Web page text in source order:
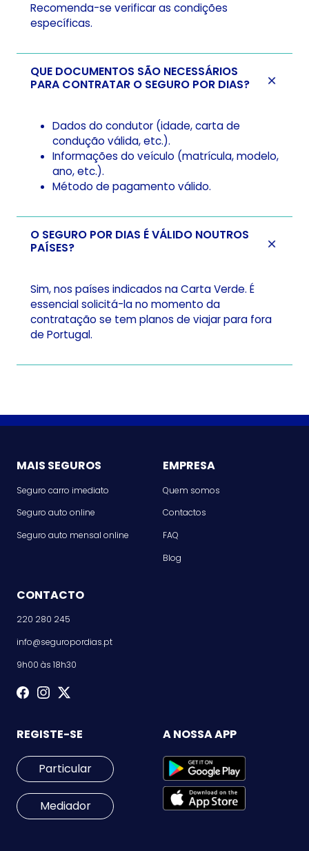
Recomenda-se verificar as condições
específicas.
QUE DOCUMENTOS SÃO NECESSÁRIOS
PARA CONTRATAR O SEGURO POR DIAS?
Dados do condutor (idade, carta de
condução válida, etc.).
Informações do veículo (matrícula, modelo,
ano, etc.).
Método de pagamento válido.
O SEGURO POR DIAS É VÁLIDO NOUTROS
PAÍSES?
Sim, nos países indicados na Carta Verde. É
essencial solicitá-la no momento da
contratação se tem planos de viajar para fora
de Portugal.
MAIS SEGUROS
Seguro carro imediato
Seguro auto online
Seguro auto mensal online
EMPRESA
Quem somos
Contactos
FAQ
Blog
CONTACTO
220 280 245
info@seguropordias.pt
9h00 às 18h30
REGISTE-SE
Particular
Mediador
A NOSSA APP